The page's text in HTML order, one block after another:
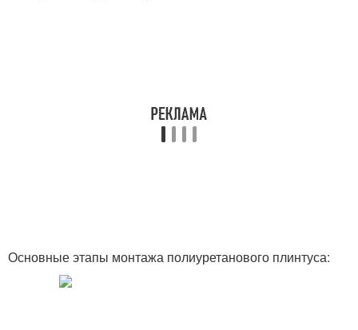
Плинтус по внешнему
Основные этапы монтажа полиуретанового плинтуса: